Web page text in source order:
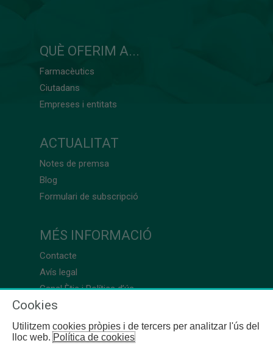
QUÈ OFERIM A...
Farmacèutics
Ciutadans
Empreses i entitats
ACTUALITAT
Notes de premsa
Blog
Formulari de subscripció
MÉS INFORMACIÓ
Contacte
Avís legal
Canal Ètic i Política d’ús
Cookies
Utilitzem cookies pròpies i de tercers per analitzar l'ús del
lloc web.Política de cookies